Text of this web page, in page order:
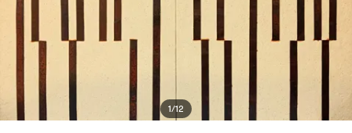
1/12